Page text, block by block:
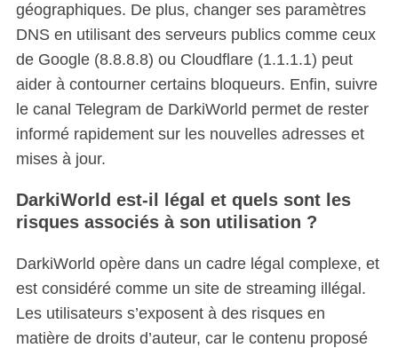
géographiques. De plus, changer ses paramètres
DNS en utilisant des serveurs publics comme ceux
de Google (8.8.8.8) ou Cloudflare (1.1.1.1) peut
aider à contourner certains bloqueurs. Enfin, suivre
le canal Telegram de DarkiWorld permet de rester
informé rapidement sur les nouvelles adresses et
mises à jour.
DarkiWorld est-il légal et quels sont les
risques associés à son utilisation ?
DarkiWorld opère dans un cadre légal complexe, et
est considéré comme un site de streaming illégal.
Les utilisateurs s’exposent à des risques en
matière de droits d’auteur, car le contenu proposé